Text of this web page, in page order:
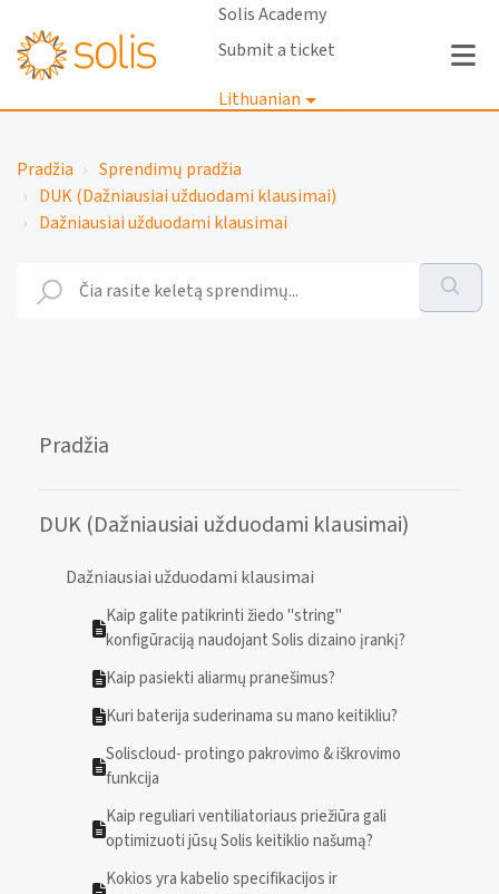
Solis Academy
Submit a ticket
Lithuanian
Prisijungti
Pradžia
Sprendimų pradžia
DUK (Dažniausiai užduodami klausimai)
Dažniausiai užduodami klausimai
Pradžia
DUK (Dažniausiai užduodami klausimai)
Dažniausiai užduodami klausimai
Kaip galite patikrinti žiedo "string"
konfigūraciją naudojant Solis dizaino įrankį?
Kaip pasiekti aliarmų pranešimus?
Kuri baterija suderinama su mano keitikliu?
Soliscloud- protingo pakrovimo & iškrovimo
funkcija
Kaip reguliari ventiliatoriaus priežiūra gali
optimizuoti jūsų Solis keitiklio našumą?
Kokios yra kabelio specifikacijos ir